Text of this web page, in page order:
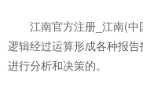
江南官方注册_江南(中
逻辑经过运算形成各种报
进行分析和决策的。